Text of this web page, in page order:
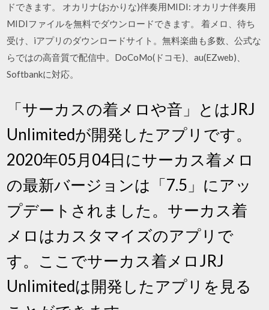
ドできます。 オカリナ(おかりな)伴奏用MIDI: オカリナ伴奏用
MIDIファイルを無料でダウンロードできます。 着メロ、待ち
受け、iアプリのダウンロードサイト。無料楽曲も多数、公式な
らではの高音質で配信中。DoCoMo(ドコモ)、au(EZweb)、
Softbankに対応。
「サーカスの着メロや音」とはJRJ
Unlimitedが開発したアプリです。
2020年05月04日にサーカス着メロ
の最新バージョンは「7.5」にアッ
プデートされました。サーカス着
メロはカスタマイズのアプリで
す。ここでサーカス着メロJRJ
Unlimitedは開発したアプリを見る